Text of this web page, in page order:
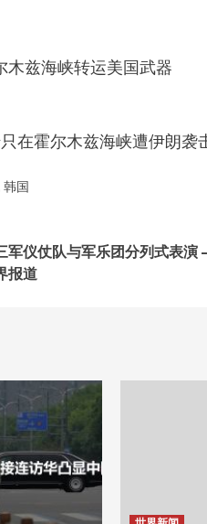
木兹海峡转运美国武器
在霍尔木兹海峡遭伊朗袭
韩国
军仪仗队与军乐团分列式表演 –
报道